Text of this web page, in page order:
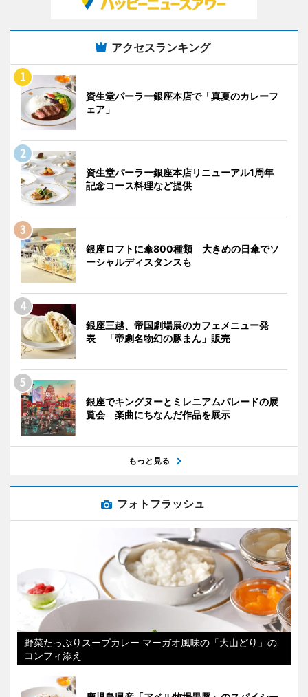
アクセスランキング
資生堂パーラー銀座本店で「真夏のカレーフ
ェア」
資生堂パーラー銀座本店リニューアル1周年
記念コース料理など提供
銀座ロフトに傘800種類 大きめの日傘でソ
ーシャルディスタンスも
銀座三越、帝国劇場展のカフェメニュー発
表 「帝劇名物幻の豚まん」販売
銀座でキングヌーとミレニアムパレードの展
覧会 楽曲にちなんだ作品を展示
もっと見る
フォトフラッシュ
野菜たっぷりスープカレー マーガオ風味の「大山どり」の
コンフィ添え